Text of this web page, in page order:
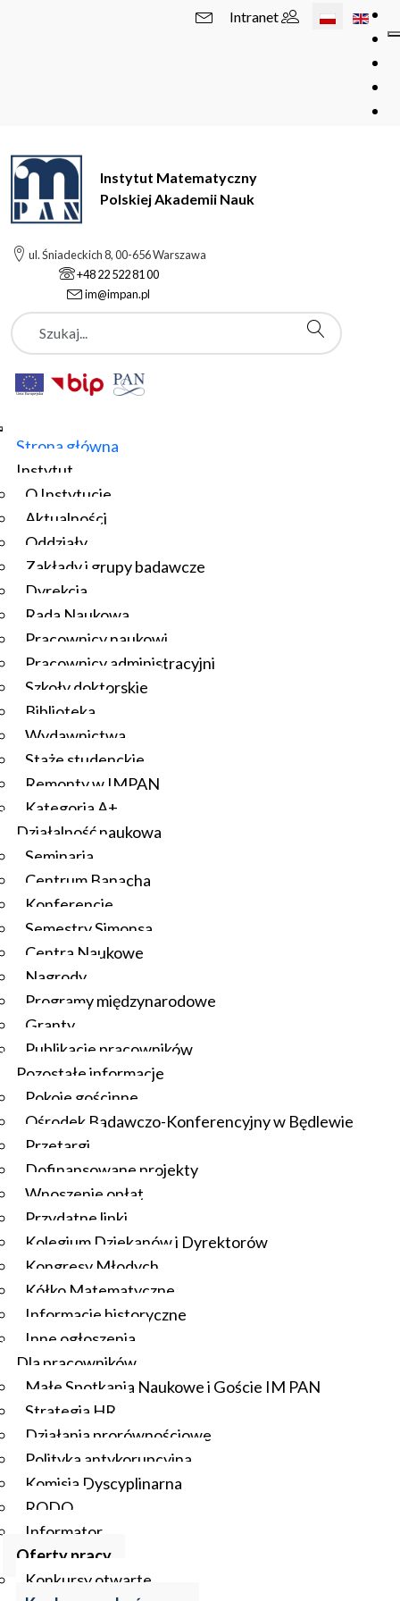
Wybierz swój
Intranet
Instytut Matematyczny
Polskiej Akademii Nauk
ul. Śniadeckich 8, 00-656 Warszawa
+48 22 522 81 00
im@impan.pl
Szukaj
Strona główna
Instytut
O Instytucie
Aktualności
Oddziały
Zakłady i grupy badawcze
Dyrekcja
Rada Naukowa
Pracownicy naukowi
Pracownicy administracyjni
Szkoły doktorskie
Biblioteka
Wydawnictwa
Staże studenckie
Remonty w IMPAN
Kategoria A+
Działalność naukowa
Seminaria
Centrum Banacha
Konferencje
Semestry Simonsa
Centra Naukowe
Nagrody
Programy międzynarodowe
Granty
Publikacje pracowników
Pozostałe informacje
Pokoje gościnne
Ośrodek Badawczo-Konferencyjny w Będlewie
Przetargi
Dofinansowane projekty
Wnoszenie opłat
Przydatne linki
Kolegium Dziekanów i Dyrektorów
Kongresy Młodych
Kółko Matematyczne
Informacje historyczne
Inne ogłoszenia
Dla pracowników
Małe Spotkania Naukowe i Goście IM PAN
Strategia HR
Działania prorównościowe
Polityka antykorupcyjna
Komisja Dyscyplinarna
RODO
Informator
Oferty pracy
Konkursy otwarte